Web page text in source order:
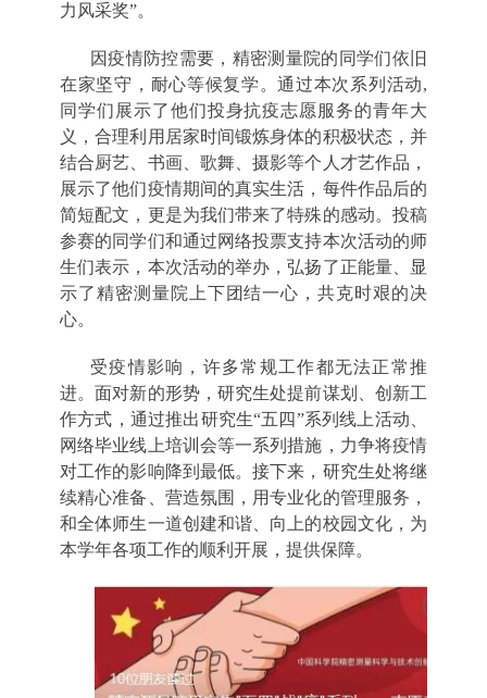
力风采奖”。
因疫情防控需要，精密测量院的同学们依旧
在家坚守，耐心等候复学。通过本次系列活动,
同学们展示了他们投身抗疫志愿服务的青年大
义，合理利用居家时间锻炼身体的积极状态，并
结合厨艺、书画、歌舞、摄影等个人才艺作品，
展示了他们疫情期间的真实生活，每件作品后的
简短配文，更是为我们带来了特殊的感动。投稿
参赛的同学们和通过网络投票支持本次活动的师
生们表示，本次活动的举办，弘扬了正能量、显
示了精密测量院上下团结一心，共克时艰的决
心。
受疫情影响，许多常规工作都无法正常推
进。面对新的形势，研究生处提前谋划、创新工
作方式，通过推出研究生“五四”系列线上活动、
网络毕业线上培训会等一系列措施，力争将疫情
对工作的影响降到最低。接下来，研究生处将继
续精心准备、营造氛围，用专业化的管理服务，
和全体师生一道创建和谐、向上的校园文化，为
本学年各项工作的顺利开展，提供保障。